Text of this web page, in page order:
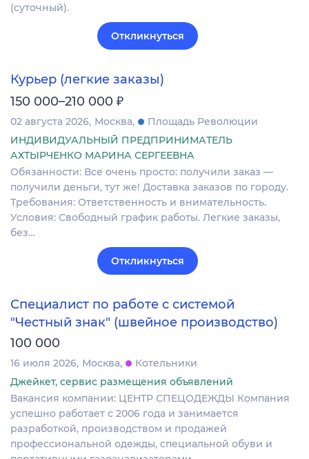
(суточный).
Откликнуться
Курьер (легкие заказы)
150 000–210 000 ₽
02 августа 2026 Москва
Площадь Революции
ИНДИВИДУАЛЬНЫЙ ПРЕДПРИНИМАТЕЛЬ
АХТЫРЧЕНКО МАРИНА СЕРГЕЕВНА
Обязанности: Все очень просто: получили заказ —
получили деньги, тут же! Доставка заказов по городу.
Требования: Ответственность и внимательность.
Условия: Свободный график работы. Легкие заказы,
без…
Откликнуться
Специалист по работе с системой
"Честный знак" (швейное производство)
100 000
16 июля 2026 Москва
Котельники
Джейкет, сервис размещения объявлений
Вакансия компании: ЦЕНТР СПЕЦОДЕЖДЫ Компания
успешно работает с 2006 года и занимается
разработкой, производством и продажей
профессиональной одежды, специальной обуви и